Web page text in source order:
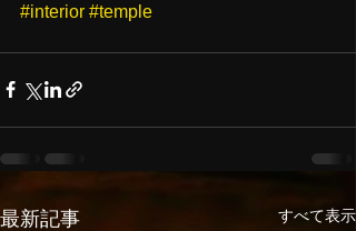
#interior #temple
最新記事 すべて表示